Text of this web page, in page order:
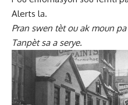
Alerts la.
Pran swen tèt ou ak moun
Tanpèt sa a serye.